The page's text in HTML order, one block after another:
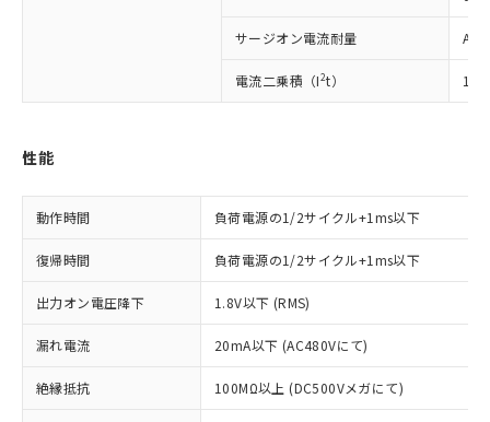
サージオン電流耐量
電流二乗積（I2t）
性能
動作時間 負荷電源の1/2サイクル+1ms以下
復帰時間 負荷電源の1/2サイクル+1ms以下
出力オン電圧降下 1.8V以下 (RMS)
漏れ電流 20mA以下 (AC480Vにて)
絶縁抵抗 100MΩ以上 (DC500Vメガにて)
以下の条件をお読みいただき、同意のうえ
(税抜)を提供させていただくもので
当社制御機器事業取扱商品の中には、
本サービスの対象外となる商品もある
ことをご了承ください。
在庫状況および標準価格照会結果は、
記載している更新日時点での社内デー
タに基づき作成されるものであり、閲
覧された時点での実際の在庫および標
準価格とは異なる場合があることをご
有に対応した製品に切り替える予定のある
対応予定なし：EU RoHS指令（10物質）の
非含有に非対応の商品で、対応品を出す予
商品です。
非該当品：ライセンス料など無形物で、有
害物質有無と関係のない商品です。
仕入先様の事情により、非含有部品として
むを得ず変更することがあります。
ミウム(Cd) 100ppm以下、
六価クロム(Cr(Ⅵ)) 1000ppm以下、ポリ臭化ビフェニル
「○」：最大均質材料含有率が中国RoHSの
基準値以下であることを示します。
「×」：最大均質材料含有率が中国RoHSの
基準値を超えていることを示します。
「－」：未確認です。当社販売部門へお問
*中国RoHS10物質の基準値 (GB/T26572)：
Pb(鉛) :1000ppm、 Hg(水銀) : 1000ppm、 Cd(カドミウ
当社は、これら貴社製品のうち、外国
為替および外国貿易法に定める商品
（以下｢規制貨物等」という）を輸出
または国外への提供する場合は、日本
国政府の輸出許可(または役務取引許
可)を取得するなどの必要な手続きを